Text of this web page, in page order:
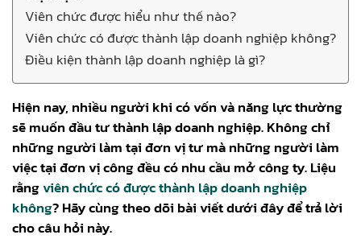
Viên chức được hiểu như thế nào?
Viên chức có được thành lập doanh nghiệp không?
Điều kiện thành lập doanh nghiệp là gì?
Hiện nay, nhiều người khi có vốn và năng lực thường
sẽ muốn đầu tư thành lập doanh nghiệp. Không chỉ
những người làm tại đơn vị tư mà những người làm
việc tại đơn vị công đều có nhu cầu mở công ty. Liệu
rằngviên chức có được thành lập doanh nghiệp
không? Hãy cùng theo dõi bài viết dưới đây để trả lời
cho câu hỏi này.